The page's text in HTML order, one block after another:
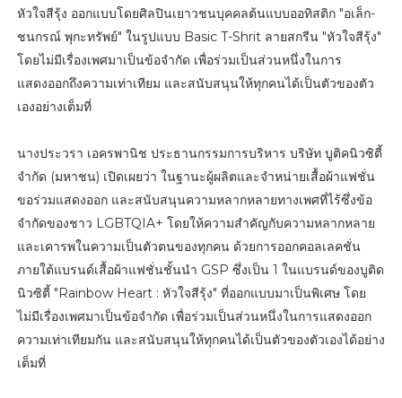
หัวใจสีรุ้ง ออกแบบโดยศิลปินเยาวชนบุคคลต้นแบบออทิสติก "อเล็ก-
ชนกรณ์ พุกะทรัพย์" ในรูปแบบ Basic T-Shrit ลายสกรีน "หัวใจสีรุ้ง"
โดยไม่มีเรื่องเพศมาเป็นข้อจำกัด เพื่อร่วมเป็นส่วนหนึ่งในการ
แสดงออกถึงความเท่าเทียม และสนับสนุนให้ทุกคนได้เป็นตัวของตัว
เองอย่างเต็มที่
นางประวรา เอครพานิช ประธานกรรมการบริหาร บริษัท บูติคนิวซิตี้
จำกัด (มหาชน) เปิดเผยว่า ในฐานะผู้ผลิตและจำหน่ายเสื้อผ้าแฟชั่น
ขอร่วมแสดงออก และสนับสนุนความหลากหลายทางเพศที่ไร้ซึ่งข้อ
จำกัดของชาว LGBTQIA+ โดยให้ความสำคัญกับความหลากหลาย
และเคารพในความเป็นตัวตนของทุกคน ด้วยการออกคอลเลคชั่น
ภายใต้แบรนด์เสื้อผ้าแฟชั่นชั้นนำ GSP ซึ่งเป็น 1 ในแบรนด์ของบูติด
นิวซิตี้ "Rainbow Heart : หัวใจสีรุ้ง" ที่ออกแบบมาเป็นพิเศษ โดย
ไม่มีเรื่องเพศมาเป็นข้อจำกัด เพื่อร่วมเป็นส่วนหนึ่งในการแสดงออก
ความเท่าเทียมกัน และสนับสนุนให้ทุกคนได้เป็นตัวของตัวเองได้อย่าง
เต็มที่